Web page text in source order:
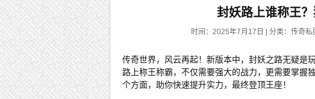
封妖路上谁称王？
时间：2025年7月17日 | 分类：传奇私
传奇世界，风云再起！新版本中，封妖之路无疑是
路上称王称霸，不仅需要强大的战力，更需要掌握
个方面，助你快速提升实力，最终登顶王座！